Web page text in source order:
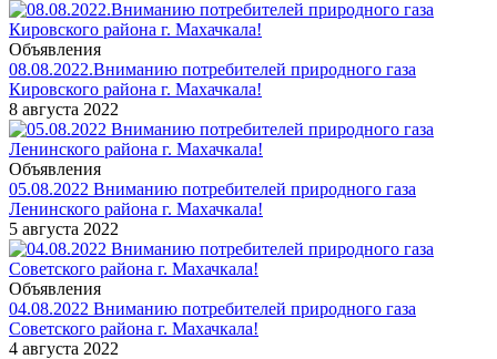
Объявления
08.08.2022.Вниманию потребителей природного газа
Кировского района г. Махачкала!
8 августа 2022
Объявления
05.08.2022 Вниманию потребителей природного газа
Ленинского района г. Махачкала!
5 августа 2022
Объявления
04.08.2022 Вниманию потребителей природного газа
Советского района г. Махачкала!
4 августа 2022